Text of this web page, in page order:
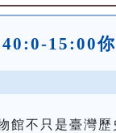
15:00
館不只是臺灣